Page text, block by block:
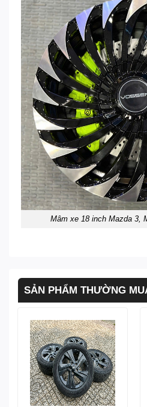
Mâm xe 18 inch Mazda 3,
SẢN PHẨM THƯỜNG